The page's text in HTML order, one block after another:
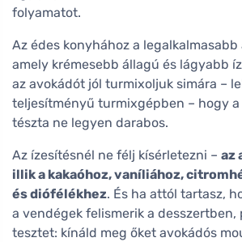
folyamatot.
Az édes konyhához a legalkalmasabb
amely krémesebb állagú és lágyabb
az avokádót jól turmixoljuk simára –
teljesítményű turmixgépben – hogy a
tészta ne legyen darabos.
Az ízesítésnél ne félj kísérletezni – az
illik a kakaóhoz, vaníliához,
és diófélékhez. És ha attól tartasz,
a vendégek felismerik a desszertben,
tesztet: kínáld meg őket avokádós